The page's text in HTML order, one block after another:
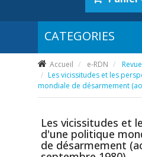
Accueil e-RDN
Les vicissitudes et les
mondiale de désarmement
Les vicissitudes et
d'une politique
de désarmement